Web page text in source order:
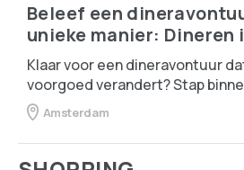
Beleef een
unieke manier: Dineren
Klaar voor een dineravontuur
voorgoed verandert? Stap
Amsterdam